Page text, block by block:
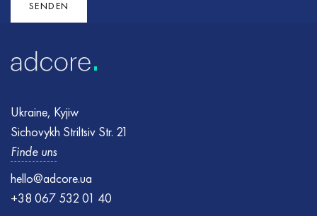
SENDEN
Ukraine, Kyjiw
Sichovykh Striltsiv Str. 21
Finde uns
hello@adcore.ua
+38 067 532 01 40